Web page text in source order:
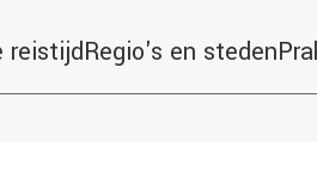
reistijdRegio's en steden